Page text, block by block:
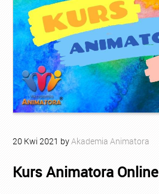
20 Kwi 2021 byAkademia Animatora
Kurs Animatora Online